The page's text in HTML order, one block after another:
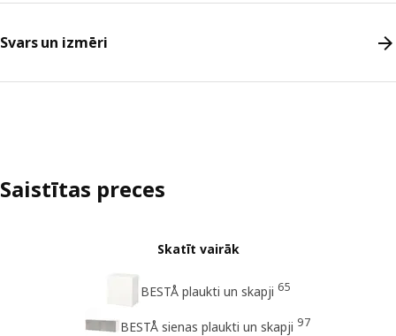
Svars un izmēri
Saistītas preces
Skatīt vairāk
BESTÅ plaukti un skapji 65
BESTÅ sienas plaukti un skapji 97